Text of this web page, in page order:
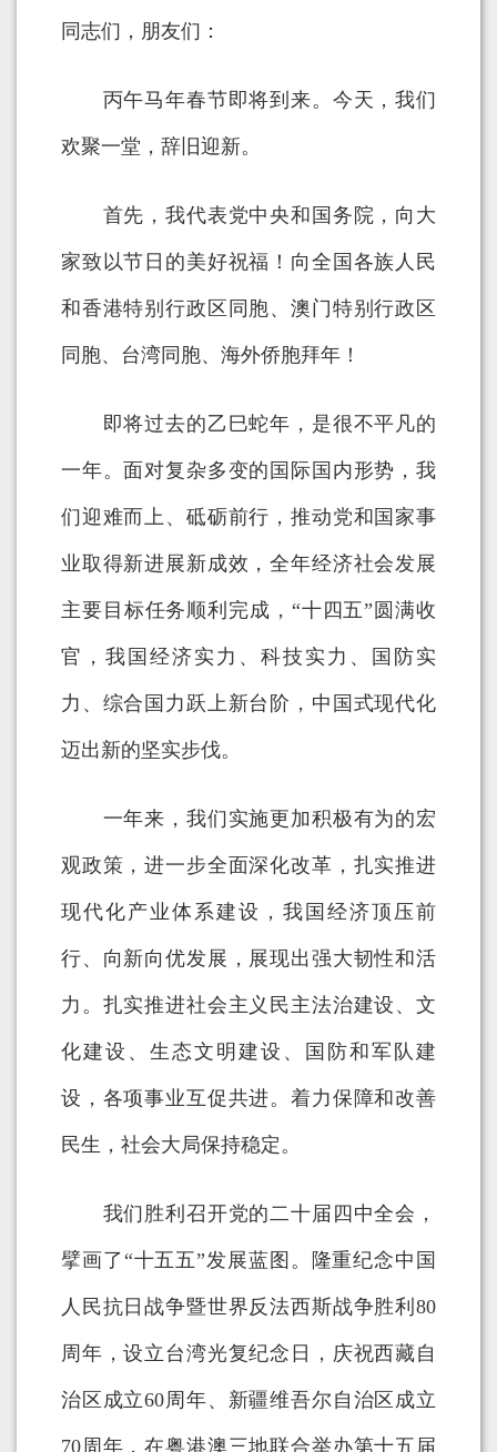
同志们，朋友们：
丙午马年春节即将到来。今天，我们
欢聚一堂，辞旧迎新。
首先，我代表党中央和国务院，向大
家致以节日的美好祝福！向全国各族人民
和香港特别行政区同胞、澳门特别行政区
同胞、台湾同胞、海外侨胞拜年！
即将过去的乙巳蛇年，是很不平凡的
一年。面对复杂多变的国际国内形势，我
们迎难而上、砥砺前行，推动党和国家事
业取得新进展新成效，全年经济社会发展
主要目标任务顺利完成，“十四五”圆满收
官，我国经济实力、科技实力、国防实
力、综合国力跃上新台阶，中国式现代化
迈出新的坚实步伐。
一年来，我们实施更加积极有为的宏
观政策，进一步全面深化改革，扎实推进
现代化产业体系建设，我国经济顶压前
行、向新向优发展，展现出强大韧性和活
力。扎实推进社会主义民主法治建设、文
化建设、生态文明建设、国防和军队建
设，各项事业互促共进。着力保障和改善
民生，社会大局保持稳定。
我们胜利召开党的二十届四中全会，
擘画了“十五五”发展蓝图。隆重纪念中国
人民抗日战争暨世界反法西斯战争胜利80
周年，设立台湾光复纪念日，庆祝西藏自
治区成立60周年、新疆维吾尔自治区成立
70周年，在粤港澳三地联合举办第十五届